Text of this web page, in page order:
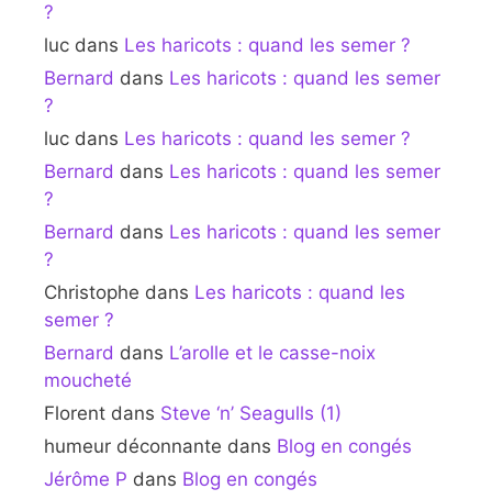
?
luc dans Les haricots : quand les semer ?
Bernard dans Les haricots : quand les semer
?
luc dans Les haricots : quand les semer ?
Bernard dans Les haricots : quand les semer
?
Bernard dans Les haricots : quand les semer
?
Christophe dans Les haricots : quand les
semer ?
Bernard dans L’arolle et le casse-noix
moucheté
Florent dans Steve ‘n’ Seagulls (1)
humeur déconnante dans Blog en congés
Jérôme P dans Blog en congés